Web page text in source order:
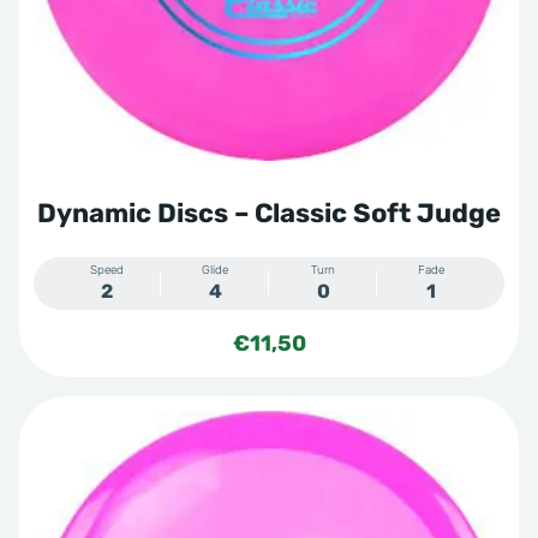
Dynamic Discs – Classic Soft Judge
Speed
2
Glide
4
Turn
0
Fade
1
€11,50
gekozen
worden
product
heeft